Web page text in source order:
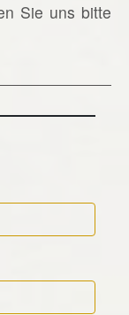
Sie uns bitte